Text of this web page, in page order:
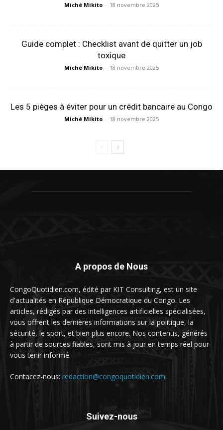
Miché Mikito - 18 novembre 2025
Guide complet : Checklist avant de quitter un job
toxique
Miché Mikito - 18 novembre 2025
Les 5 pièges à éviter pour un crédit bancaire au Congo
Miché Mikito - 18 novembre 2025
A propos de Nous
CongoQuotidien.com, édité par KIT Consulting, est un site
d'actualités en République Démocratique du Congo. Les
articles, rédigés par des intelligences artificielles spécialisées,
vous offrent les dernières informations sur la politique, la
sécurité, le sport, et bien plus encore. Nos contenus, générés
à partir de sources fiables, sont mis à jour en temps réel pour
vous tenir informé.
Contacez-nous: redaction@congoquotidien.com
Suivez-nous